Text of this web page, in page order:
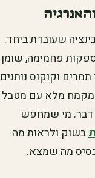
שעובדת ביחד.
פחמימה, שומן
וקוקוס נותנים
מקמח מלא עם מטבל
דבר. מי שמחפש
בשוק ולראות מה
מה שמצא.